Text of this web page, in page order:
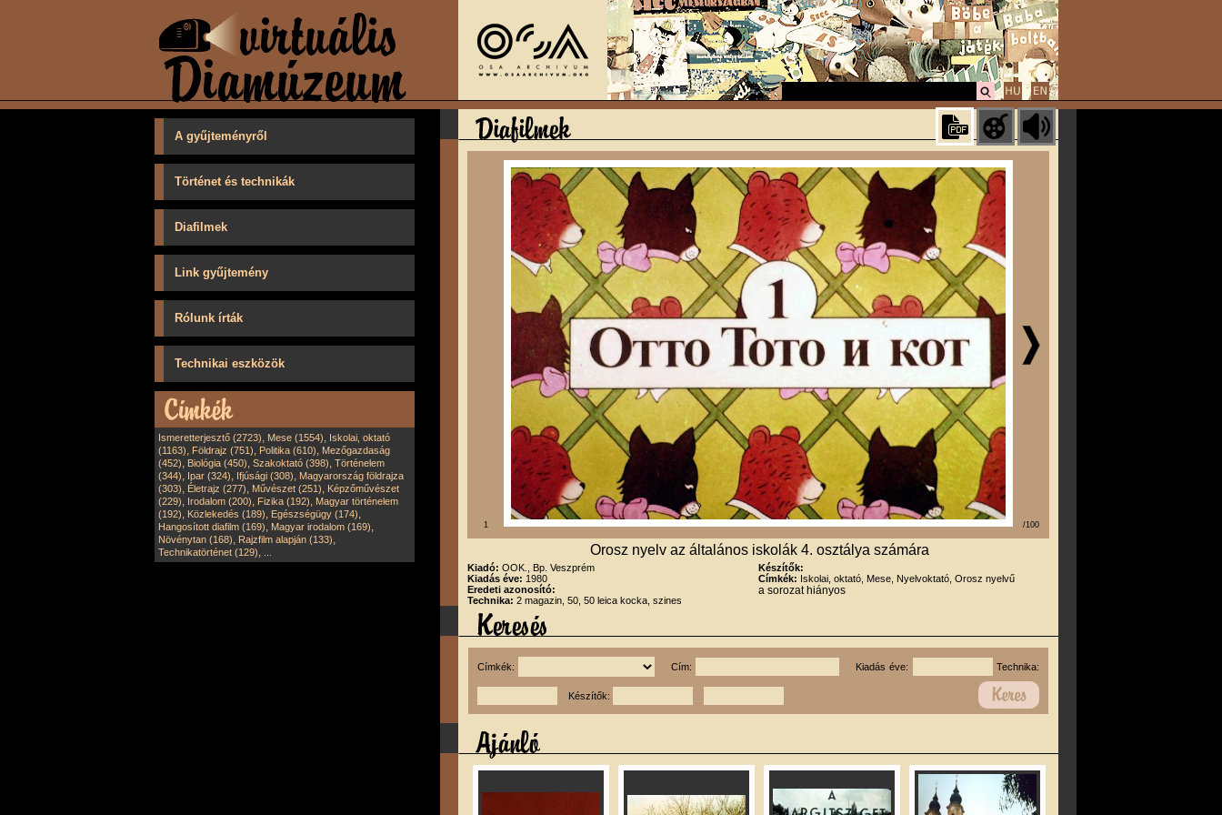
A gyűjteményről
Történet és technikák
Diafilmek
Link gyűjtemény
Rólunk írták
Technikai eszközök
Ismeretterjesztő (2723), Mese (1554), Iskolai, oktató
(1163), Földrajz (751), Politika (610), Mezőgazdaság
(452), Biológia (450), Szakoktató (398), Történelem
(344), Ipar (324), Ifjúsági (308), Magyarország földrajza
(303), Életrajz (277), Művészet (251), Képzőművészet
(229), Irodalom (200), Fizika (192), Magyar történelem
(192), Közlekedés (189), Egészségügy (174),
Hangosított diafilm (169), Magyar irodalom (169),
Növénytan (168), Rajzfilm alapján (133),
Technikatörténet (129),
1 /100
Orosz nyelv az általános iskolák 4. osztálya számára
Kiadó: OOK., Bp. Veszprém
Kiadás éve: 1980
Eredeti azonosító:
Technika: 2 magazin, 50, 50 leica kocka, szines
Készítők:
Címkék: Iskolai, oktató, Mese, Nyelvoktató, Orosz nyelvű
a sorozat hiányos
Címkék: Cím: Kiadás éve: Technika:
Készítők: